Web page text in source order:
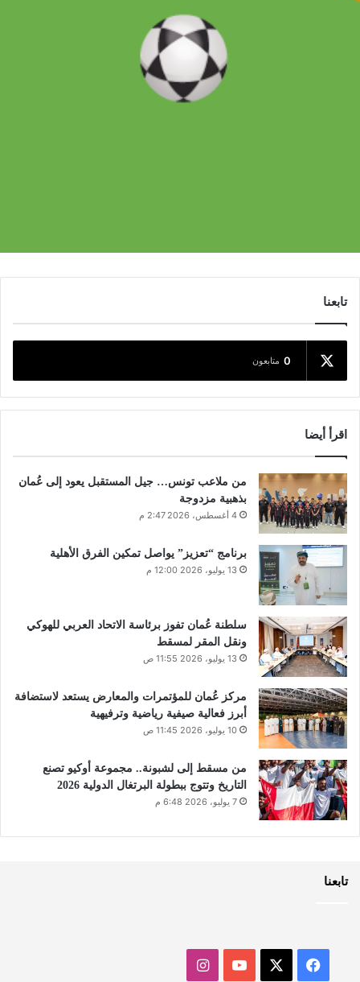
تابعنا
0 متابعون
اقرأ أيضا
من ملاعب تونس… جيل المستقبل يعود إلى عُمان
بذهبية مزدوجة
4 أغسطس، 2026 2:47 م
برنامج “تعزيز” يواصل تمكين الفرق الأهلية
13 يوليو، 2026 12:00 م
سلطنة عُمان تفوز برئاسة الاتحاد العربي للهوكي
ونقل المقر لمسقط
13 يوليو، 2026 11:55 ص
مركز عُمان للمؤتمرات والمعارض يستعد لاستضافة
أبرز فعالية صيفية رياضية وترفيهية
10 يوليو، 2026 11:45 ص
من مسقط إلى لشبونة.. مجموعة أوكيو تصنع
التاريخ وتتوج ببطولة البرتغال الدولية 2026
7 يوليو، 2026 6:48 م
تابعنا
فيسبوك ‫YouTubeانستقرام